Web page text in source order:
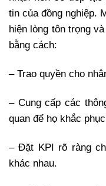
tin của đồng nghiệp.
hiện lòng tôn trọng
bằng cách:
– Trao quyền cho
– Cung cấp các
quan để họ khắc
– Đặt KPI rõ ràng
khác nhau.